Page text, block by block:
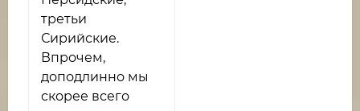
третьи
Сирийские.
Впрочем,
доподлинно мы
скорее всего